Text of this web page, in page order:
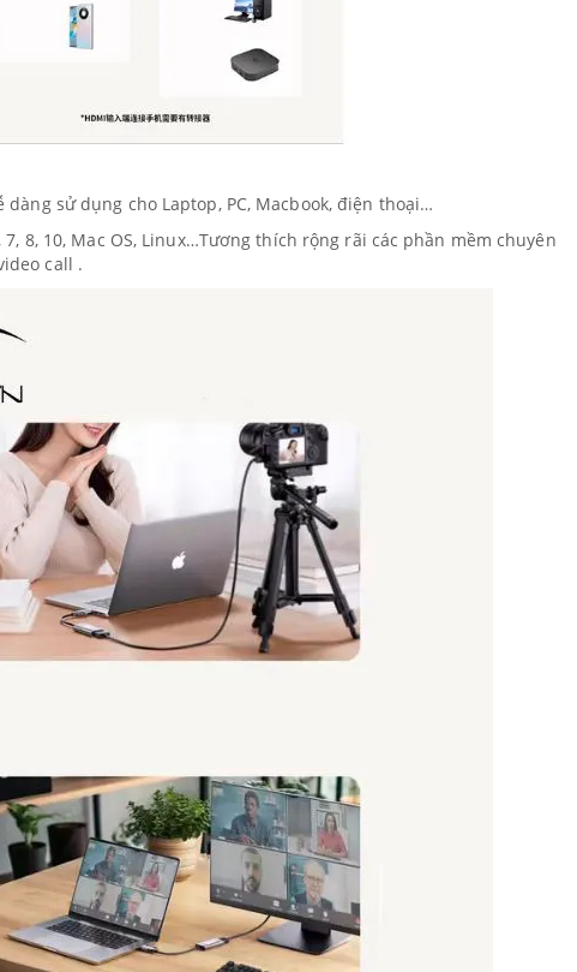
dàng sử dụng cho Laptop, PC, Macbook, điện thoại…
8, 10, Mac OS, Linux…Tương thích rộng rãi các phần mềm chuyên
call .